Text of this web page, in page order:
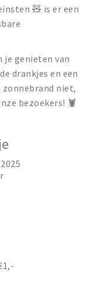
🧸 is er een
je genieten van
drankjes en een
zonnebrand niet,
bezoekers! 🦞